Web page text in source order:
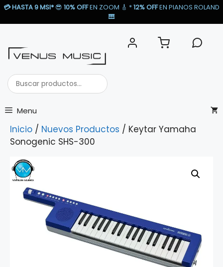
Saltar
💳HASTA 9 MSI* 😎 10% OFFEN ZOOM 🎸​ *12% OFFEN PIANOS ROLAND
🎹​
Buscar
productos...
Menu
Inicio / Nuevos Productos / Keytar Yamaha
Sonogenic SHS-300